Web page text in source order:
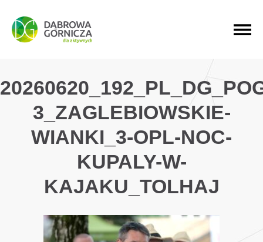
PRZEJDŹ DO MENU GŁÓWNEGO
PRZEJDŹ DO WYSZUKIWARKI
PRZEJDŹ DO TREŚCI
3_ZAGLEBIOWSKIE-
WIANKI_3-OPL-NOC-
KUPALY-W-
KAJAKU_TOLHAJ